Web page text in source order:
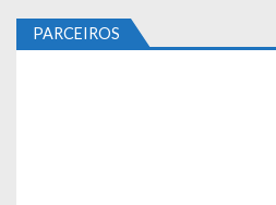
PARCEIROS